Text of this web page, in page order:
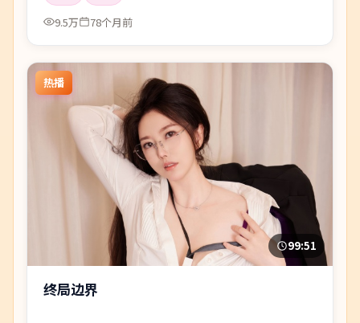
9.5万 78个月前
热播
99:51
终局边界